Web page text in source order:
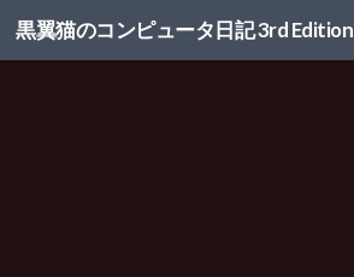
コンテンツへスキップ
黒翼猫のコンピュータ日記 3rd Edition